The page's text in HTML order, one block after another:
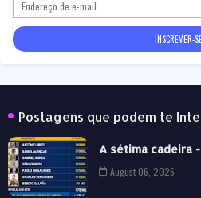
Postagens que podem te
A sétima cadeira
August 06, 2026